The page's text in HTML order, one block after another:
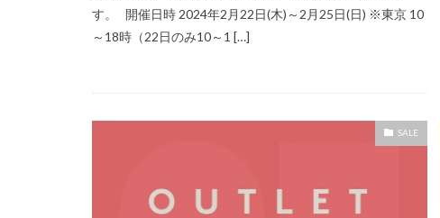
す。 開催日時 2024年2月22日(木)～2月25日(日) ※東京 10
～18時（22日のみ10～1 […]
SALE